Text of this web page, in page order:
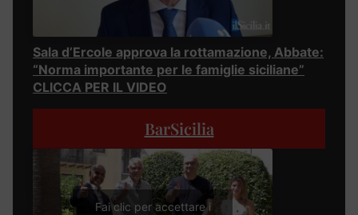
Sala d’Ercole approva la rottamazione, Abbate:
“Norma importante per le famiglie siciliane”
CLICCA PER IL VIDEO
BarSicilia
Fai clic per accettare i